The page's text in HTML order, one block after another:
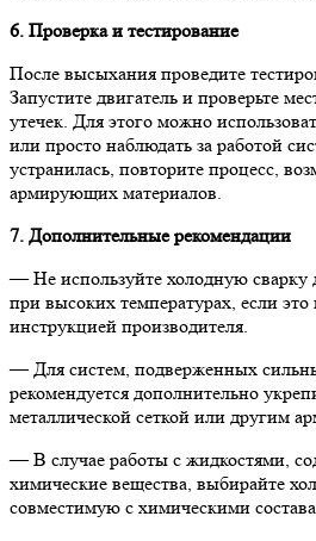
6. Проверка и тестирование
После высыхания проведите
Запустите двигатель и проверьте
утечек. Для этого можно
или просто наблюдать за работой
устранилась, повторите процесс,
армирующих материалов.
7. Дополнительные рекомендации
— Не используйте холодную сварку
при высоких температурах, если
инструкцией производителя.
— Для систем, подверженных
рекомендуется дополнительно
металлической сеткой или другим
— В случае работы с жидкостями,
химические вещества, выбирайте
совместимую с химическими